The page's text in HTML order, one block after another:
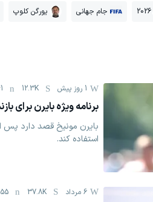
جام جهانی یورگن کلوپ
1 روز پیش 12.3K
برنامه ویژه بایرن برای
بایرن مونیخ قصد دارد پس
استفاده کند.
6 مرداد 37.8K
55